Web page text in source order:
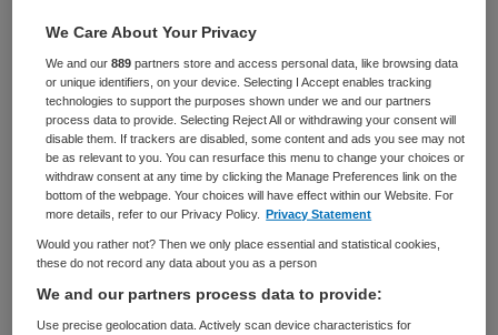
Zorgmanagement Projectleider
Ziekenhuis
AANSTELLING
Tijdelijk dienstverband
PLAATSINGSDATUM
11 juni 2025
NIVEAU
HBO
Vacature niet beschikbaar
We Care About Your Privacy
We and our889 partners store and access personal data, like browsing data
or unique identifiers, on your device. Selecting I Accept enables tracking
technologies to support the purposes shown under we and our partners
process data to provide. Selecting Reject All or withdrawing your consent will
disable them. If trackers are disabled, some content and ads you see may not
be as relevant to you. You can resurface this menu to change your choices or
withdraw consent at any time by clicking the Manage Preferences link on the
bottom of the webpage. Your choices will have effect within our Website. For
more details, refer to our Privacy Policy.
Privacy Statement
Would you rather not? Then we only place essential and statistical cookies,
these do not record any data about you as a person
We and our partners process data to provide:
Use precise geolocation data. Actively scan device characteristics for